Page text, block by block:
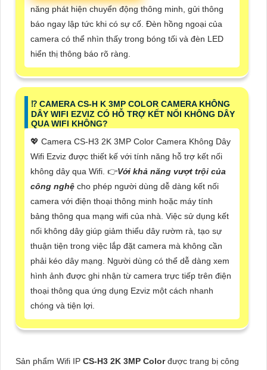
năng phát hiện chuyển động thông minh, gửi thông
báo ngay lập tức khi có sự cố. Đèn hồng ngoại của
camera có thể nhìn thấy trong bóng tối và đèn LED
hiển thị thông báo rõ ràng.
⁉️ CAMERA CS-H K 3MP COLOR CAMERA KHÔNG
DÂY WIFI EZVIZ CÓ HỖ TRỢ KẾT NỐI KHÔNG DÂY
QUA WIFI KHÔNG?
💖 Camera CS-H3 2K 3MP Color Camera Không Dây
Wifi Ezviz được thiết kế với tính năng hỗ trợ kết nối
không dây qua Wifi. 👉Với khả năng vượt trội của
công nghệ cho phép người dùng dễ dàng kết nối
camera với điện thoại thông minh hoặc máy tính
bảng thông qua mạng wifi của nhà. Việc sử dụng kết
nối không dây giúp giảm thiểu dây rườm rà, tạo sự
thuận tiện trong việc lắp đặt camera mà không cần
phải kéo dây mạng. Người dùng có thể dễ dàng xem
hình ảnh được ghi nhận từ camera trực tiếp trên điện
thoại thông qua ứng dụng Ezviz một cách nhanh
chóng và tiện lợi.
Sản phẩm Wifi IP CS-H3 2K 3MP Colorđược trang bị công